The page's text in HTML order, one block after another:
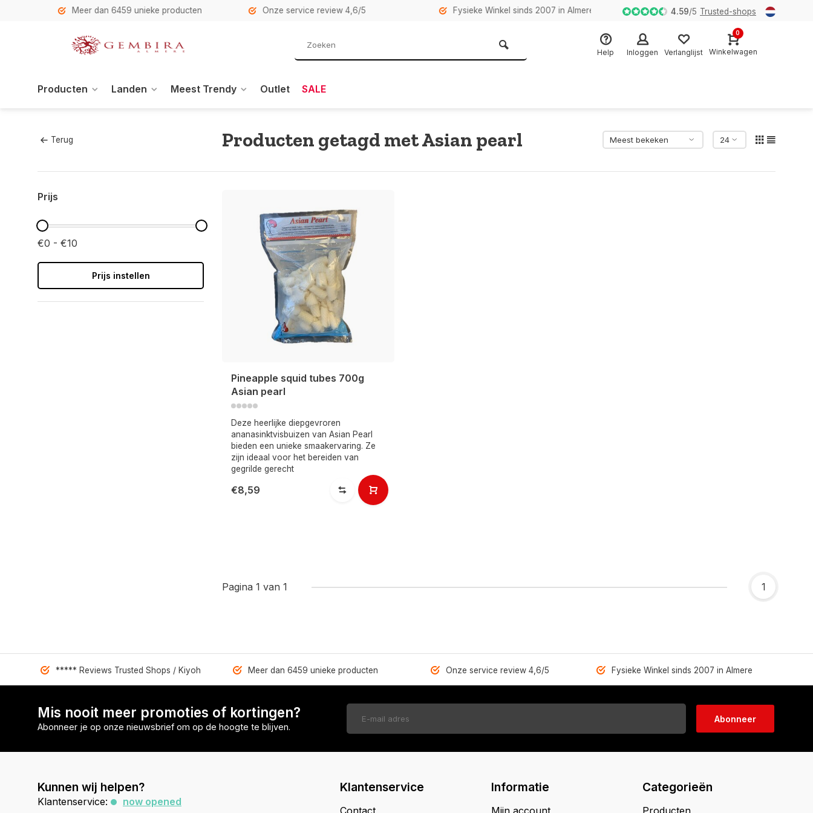
Meer dan 6459 unieke producten Onze service review 4,6/5 Fysieke Winkel sinds 2007 in Almere 4.59/5 Trusted-shops
Help Inloggen Verlanglijst
0
Winkelwagen
Producten Landen Meest Trendy Outlet SALE
Terug Producten getagd met Asian pearl
Prijs
€0 - €10
Prijs instellen
Pineapple squid tubes 700g
Asian pearl
Deze heerlijke diepgevroren
ananasinktvisbuizen van Asian Pearl
bieden een unieke smaakervaring. Ze
zijn ideaal voor het bereiden van
gegrilde gerecht
€8,59
Pagina 1 van 1 1
***** Reviews Trusted Shops / Kiyoh Meer dan 6459 unieke producten Onze service review 4,6/5 Fysieke Winkel sinds 2007 in Almere
Mis nooit meer promoties of kortingen?
Abonneer je op onze nieuwsbrief om op de hoogte te blijven.
Abonneer
Kunnen wij helpen?
Klantenservice: now opened
Klantenservice
Contact
Informatie
Mijn account
Categorieën
Producten